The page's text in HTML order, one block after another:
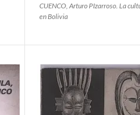
CUENCO, Arturo PIzarroso. La
en Bolivia